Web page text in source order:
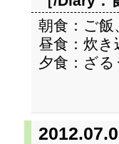
朝食：ご
昼食：炊き
夕食：ざ